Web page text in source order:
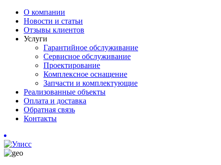
О компании
Новости и статьи
Отзывы клиентов
Услуги
Гарантийное обслуживание
Сервисное обслуживание
Проектирование
Комплексное оснащение
Запчасти и комплектующие
Реализованные объекты
Оплата и доставка
Обратная связь
Контакты